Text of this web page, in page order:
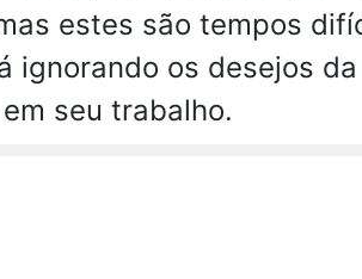
estes são tempos
ignorando os desejos
seu trabalho.